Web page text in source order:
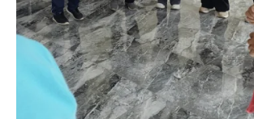
Enviado por
UHE